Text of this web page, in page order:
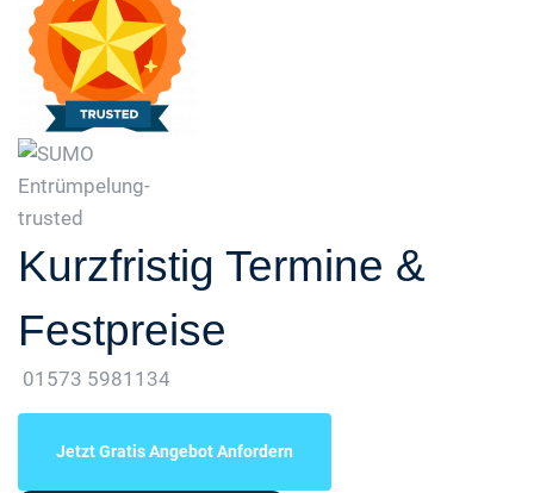
Kurzfristig Termine &
Festpreise
01573 5981134
Jetzt Gratis Angebot Anfordern